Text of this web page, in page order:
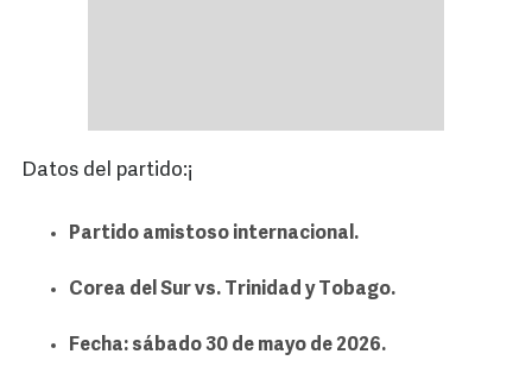
Datos del partido:¡
Partido amistoso internacional.
Corea del Sur vs. Trinidad y Tobago.
Fecha: sábado 30 de mayo de 2026.